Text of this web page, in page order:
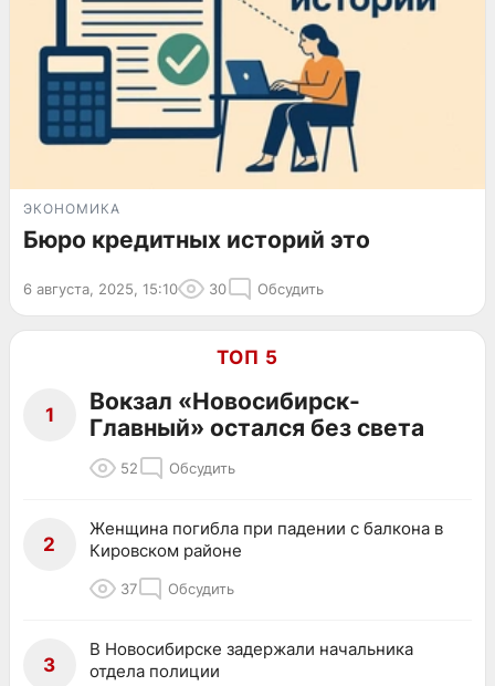
ЭКОНОМИКА
Бюро кредитных историй это
6 августа, 2025, 15:10 30 Обсудить
ТОП 5
1
Вокзал «Новосибирск-
Главный» остался без света
52 Обсудить
2
Женщина погибла при падении с балкона в
Кировском районе
37 Обсудить
3
В Новосибирске задержали начальника
отдела полиции